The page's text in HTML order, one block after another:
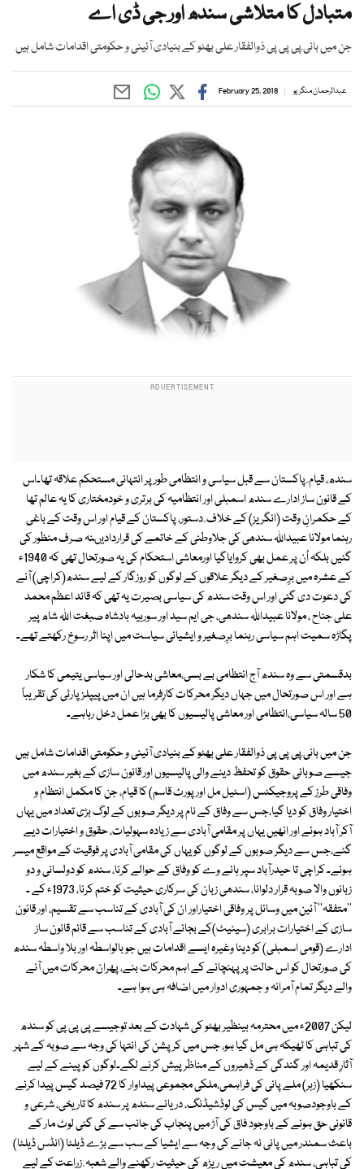
متبادل کا متلاشی سندھ اور جی ڈی اے
جن میں بانی ِپی پی پی ذوالفقار علی بھٹو کے بنیادی آئینی و حکومتی اقدامات شامل ہیں
عبدالرحمان منگریو February 25, 2018
سندھ، قیام ِ پاکستان سے قبل سیاسی و انتظامی طور پر انتہائی مستحکم علاقہ تھا۔اس
کے قانون ساز ادارے سندھ اسمبلی اور انتظامیہ کی برتری و خودمختاری کا یہ عالم تھا
کے حکمرانِ وقت (انگریز) کے خلاف ِ دستور، پاکستان کے قیام اور اس وقت کے باغی
رہنما مولانا عبیداللہ سندھی کی جلاوطنی کے خاتمے کی قراردادیںنہ صرف منظور کی
گئیں بلکہ اُن پر عمل بھی کروایاگیا اورمعاشی استحکام کی یہ صورتحال تھی کہ 1940ء
کے عشرہ میں برِصغیر کے دیگر علاقوں کے لوگوں کو روزگار کے لیے سندھ(کراچی) آنے
کی دعوت دی گئی اور اس وقت سندھ کی سیاسی بصیرت یہ تھی کہ قائد اعظم محمد
علی جناح ، مولانا عبیداللہ سندھی، جی ایم سید اور سورہیہ بادشاہ صبغت اللہ شاھ پیر
پگاڑہ سمیت اہم سیاسی رہنما برِصغیر و ایشیائی سیاست میں اپنا اثر رسوخ رکھتے تھے۔
بدقسمتی سے وہ سندھ آج انتظامی بے بسی،معاشی بدحالی اور سیاسی یتیمی کا شکار
ہے اور اس صورتحال میں جہاں دیگر محرکات کارِفرما ہیں ان میں پیپلز پارٹی کی تقریباً
50 سالہ سیاسی،انتظامی اور معاشی پالیسیوں کا بھی بڑا عمل دخل رہاہے۔
جن میں بانی ِپی پی پی ذوالفقار علی بھٹو کے بنیادی آئینی و حکومتی اقدامات شامل ہیں
جیسے صوبائی حقوق کو تحفظ دینے والی پالیسیوں اور قانون سازی کے بغیر سندھ میں
وفاقی طرز کے پروجیکٹس (اسٹیل مل اور پورٹ قاسم) کا قیام، جن کا مکمل انتظام و
اختیار وفاق کو دیا گیا،جس سے وفاق کے نام پر دیگر صوبوں کے لوگ بڑی تعداد میں یہاں
آکر آباد ہوئے اور انھیں یہاں پر مقامی آبادی سے زیادہ سہولیات، حقوق و اختیارات دیے
گئے،جس سے دیگر صوبوں کے لوگوں کو یہاں کی مقامی آبادی پر فوقیت کے مواقع میسر
ہوئے۔ کراچی تا حیدرآباد سپر ہائے وے کو وفاق کے حوالے کرنا، سندھ کو دولسانی و دو
زبانوں والا صوبہ قرار دلوانا، سندھی زبان کی سرکاری حیثیت کو ختم کرنا، 1973ء کے ـ
''متفقہ'' آئین میں وسائل پر وفاقی اختیاراور ان کی آبادی کے تناسب سے تقسیم، اور قانون
سازی کے اختیارات برابری (سینیٹ)کے بجائے آبادی کے تناسب سے قائم قانون ساز
ادارے (قومی اسمبلی) کو دینا وغیرہ ایسے اقدامات ہیں جو بالواسطہ اور بلا واسطہ سندھ
کی صورتحال کو اس حالت پر پہنچانے کے اہم محرکات بنے، پھران محرکات میں آنے
والے دیگر تمام آمرانہ و جمہوری ادوار میں اضافہ ہی ہوا ہے۔
لیکن 2007ء میں محترمہ بینظیر بھٹو کی شہادت کے بعد توجیسے پی پی پی کو سندھ
کی تباہی کا ٹھیکہ ہی مل گیا ہو، جس میں کرپشن کی انتہا کی وجہ سے صوبہ کے شہر
آثارِ قدیمہ اور گندگی کے ڈھیروں کے مناظر پیش کرنے لگے۔لوگوں کو پینے کے لیے
سنکھیا (زہر) ملے پانی کی فراہمی،ملکی مجموعی پیداوار کا 72 فیصد گیس پیدا کرنے
کے باوجودصوبہ میں گیس کی لوڈشیڈنگ، دریائے سندھ پر سندھ کا تاریخی، شرعی و
قانونی حق ہونے کے باوجود فاق کی آڑ میں پنجاب کی جانب سے کی گئی لوٹ مار کے
باعث سمندر میں پانی نہ جانے کی وجہ سے ایشیا کے سب سے بڑے ڈیلٹا (انڈس ڈیلٹا)
کی تباہی، سندھ کی معیشت میں ریڑھ کی حیثیت رکھنے والے شعبہ ٔ زراعت کے لیے